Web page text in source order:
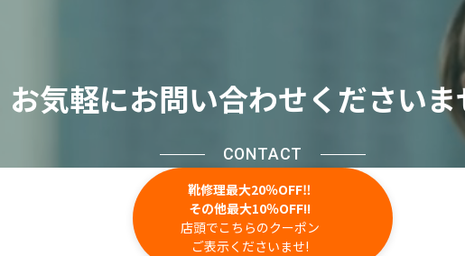
お気軽にお問い合わせください
CONTACT
靴修理最大20％OFF‼
その他最大10％OFF!!
店頭でこちらのクーポン
ご表示くださいませ!